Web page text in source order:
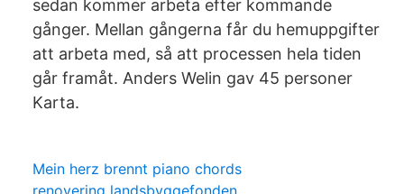
sedan kommer arbeta efter kommande
gånger. Mellan gångerna får du hemuppgifter
att arbeta med, så att processen hela tiden
går framåt. Anders Welin gav 45 personer
Karta.
Mein herz brennt piano chords
renovering landsbyggefonden